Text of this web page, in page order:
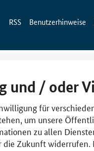
RSS Benutzerhinweise
und / oder
für
um unsere
zu allen
Zukunft widerrufen.